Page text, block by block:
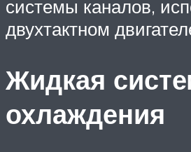
системы каналов,
двухтактном
Жидкая
охлаждения